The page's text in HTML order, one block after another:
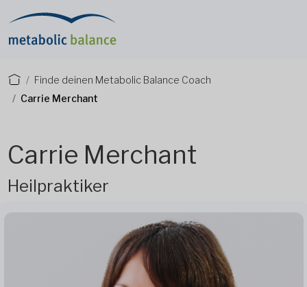
Finde deinen Metabolic Balance Coach
Carrie Merchant
Carrie Merchant
Heilpraktiker